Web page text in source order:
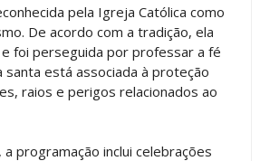
pela Igreja Católica como
De acordo com a tradição, ela
foi perseguida por professar a fé
santa está associada à proteção
raios e perigos relacionados ao
a programação inclui celebrações